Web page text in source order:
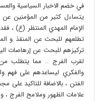
في خضم الاخبار السياسية
يتساءل كثير من المؤمنين عن
الإمام المهدي المنتظر (ع) ،
تطلعهم للبحث عن المنقذ و
تركيزهم للبحث عن إرهاصات
لقرب الفرج .. مما يتطلب من
والفكري ليساعدهم على فهم
الفتن ، بالاضافة للتاكيد على
علامات الظهور وملامح الفرج ،